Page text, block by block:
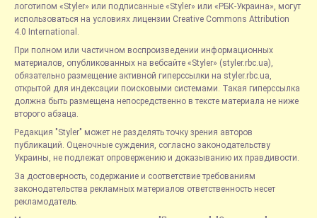
логотипом «Styler» или подписанные «Styler» или «РБК-Украина», могут
использоваться на условиях лицензии Creative Commons Attribution
4.0 International.
При полном или частичном воспроизведении информационных
материалов, опубликованных на вебсайте «Styler» (styler.rbc.ua),
обязательно размещение активной гиперссылки на styler.rbc.ua,
открытой для индексации поисковыми системами. Такая гиперссылка
должна быть размещена непосредственно в тексте материала не ниже
второго абзаца.
Редакция "Styler" может не разделять точку зрения авторов
публикаций. Оценочные суждения, согласно законодательству
Украины, не подлежат опровержению и доказыванию их правдивости.
За достоверность, содержание и соответствие требованиям
законодательства рекламных материалов ответственность несет
рекламодатель.